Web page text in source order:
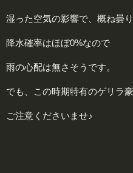
湿った空気の影響で、概ね曇
降水確率はほぼ0%なので
雨の心配は無さそうです。
でも、この時期特有のゲリラ
ご注意くださいませ♪